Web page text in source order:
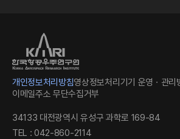
국
개인정보처리방침영상정보처리기기 운영ㆍ관리
이메일주소 무단수집거부
34133 대전광역시 유성구 과학로 169-84
TEL : 042-860-2114